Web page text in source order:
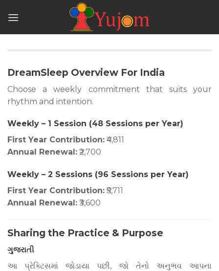
DreamSleep Overview For India
Choose a weekly commitment that suits your
rhythm and intention.
Weekly – 1 Session (48 Sessions per Year)
First Year Contribution: ₹4,811
Annual Renewal: ₹2,700
Weekly – 2 Sessions (96 Sessions per Year)
First Year Contribution: ₹5,711
Annual Renewal: ₹3,600
Sharing the Practice & Purpose
ગુજરાતી
આ પ્રેક્ટિસમાં જોડાયા પછી, જો તેનો અનુભવ આપના